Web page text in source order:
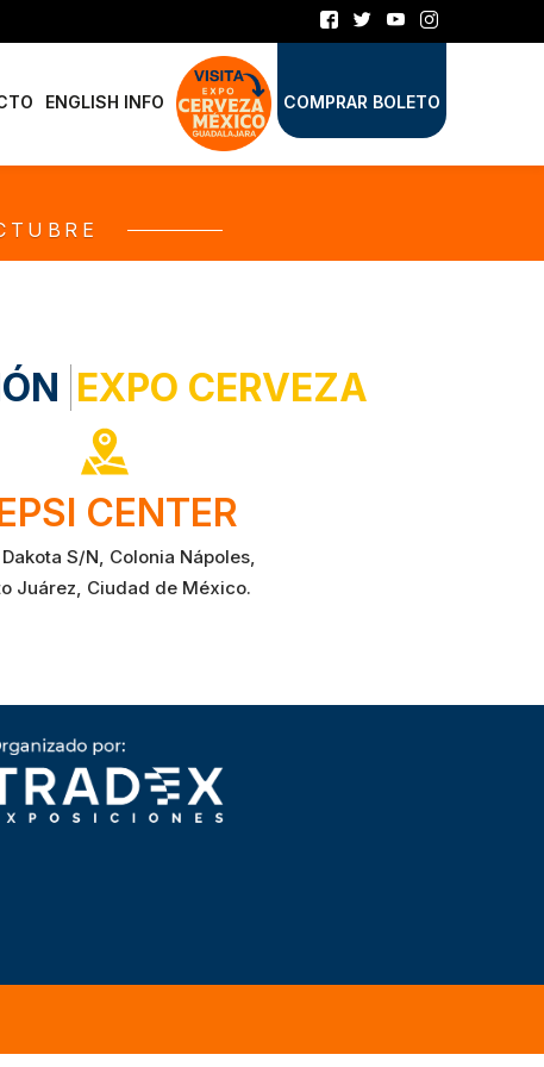
ENGLISH INFO COMPRAR BOLETO
EXPO CERVEZA
CENTER
S/N, Colonia Nápoles,
Juárez, Ciudad de México.